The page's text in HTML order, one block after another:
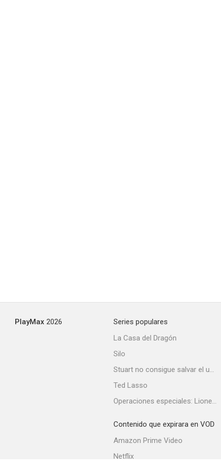
PlayMax 2026
Series populares
La Casa del Dragón
Silo
Stuart no consigue salvar el universo
Ted Lasso
Operaciones especiales: Lioness
Contenido que expirara en VOD
Amazon Prime Video
Netflix